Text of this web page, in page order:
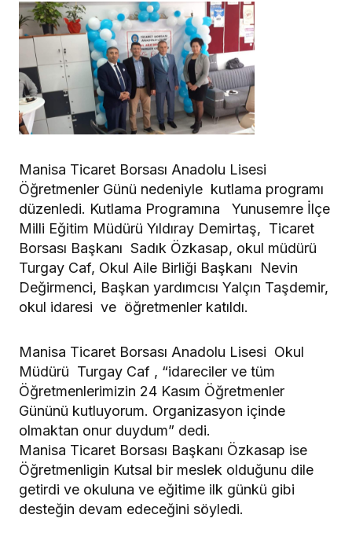
Manisa Ticaret Borsası Anadolu Lisesi
Öğretmenler Günü nedeniyle kutlama programı
düzenledi. Kutlama Programına Yunusemre İlçe
Milli Eğitim Müdürü Yıldıray Demirtaş, Ticaret
Borsası Başkanı Sadık Özkasap, okul müdürü
Turgay Caf, Okul Aile Birliği Başkanı Nevin
Değirmenci, Başkan yardımcısı Yalçın Taşdemir,
okul idaresi ve öğretmenler katıldı.
Manisa Ticaret Borsası Anadolu Lisesi Okul
Müdürü Turgay Caf , “idareciler ve tüm
Öğretmenlerimizin 24 Kasım Öğretmenler
Gününü kutluyorum. Organizasyon içinde
olmaktan onur duydum” dedi.
Manisa Ticaret Borsası Başkanı Özkasap ise
Öğretmenligin Kutsal bir meslek olduğunu dile
getirdi ve okuluna ve eğitime ilk günkü gibi
desteğin devam edeceğini söyledi.